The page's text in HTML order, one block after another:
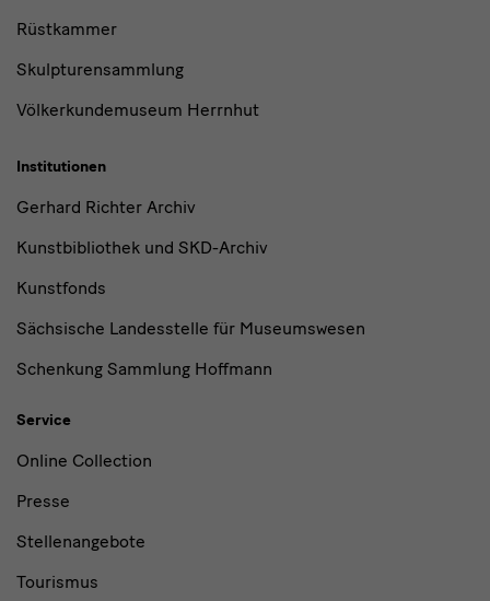
Rüstkammer
Skulpturensammlung
Völkerkundemuseum Herrnhut
Institutionen
Gerhard Richter Archiv
Kunstbibliothek und SKD-Archiv
Kunstfonds
Sächsische Landesstelle für Museumswesen
Schenkung Sammlung Hoffmann
Service
Online Collection
Presse
Stellenangebote
Tourismus